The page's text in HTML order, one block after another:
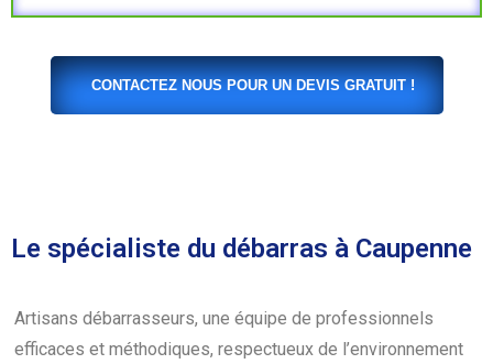
CONTACTEZ NOUS POUR UN DEVIS GRATUIT !
Le spécialiste du débarras à Caupenne
Artisans débarrasseurs, une équipe de professionnels
efficaces et méthodiques, respectueux de l’environnement